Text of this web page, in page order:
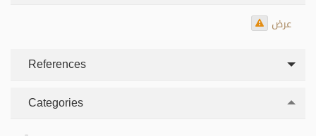
عرض
References
Categories